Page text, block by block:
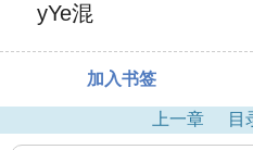
yYe混
加入书签
上一章 目